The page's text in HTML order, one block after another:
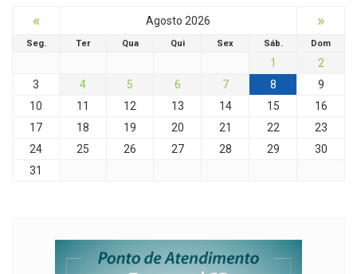
« Agosto 2026 »
Seg. Ter Qua Qui Sex Sáb. Dom
1
2
3
4 5 6 7 8
9
10
11 12 13 14 15
16
17
18 19 20 21 22
23
24
25 26 27 28 29
30
31